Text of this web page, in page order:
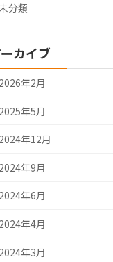
分類
カイブ
2026年2月
2025年5月
2024年12月
2024年9月
2024年6月
2024年4月
2024年3月